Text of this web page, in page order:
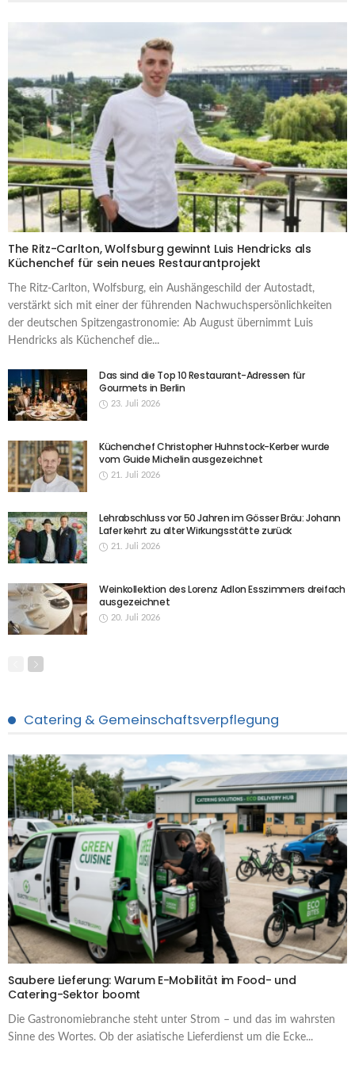
The Ritz-Carlton, Wolfsburg gewinnt Luis Hendricks als
Küchenchef für sein neues Restaurantprojekt
The Ritz-Carlton, Wolfsburg, ein Aushängeschild der Autostadt,
verstärkt sich mit einer der führenden Nachwuchspersönlichkeiten
der deutschen Spitzengastronomie: Ab August übernimmt Luis
Hendricks als Küchenchef die...
Das sind die Top 10 Restaurant-Adressen für
Gourmets in Berlin
23. Juli 2026
Küchenchef Christopher Huhnstock-Kerber wurde
vom Guide Michelin ausgezeichnet
21. Juli 2026
Lehrabschluss vor 50 Jahren im Gösser Bräu: Johann
Lafer kehrt zu alter Wirkungsstätte zurück
21. Juli 2026
Weinkollektion des Lorenz Adlon Esszimmers dreifach
ausgezeichnet
20. Juli 2026
Catering & Gemeinschaftsverpflegung
Saubere Lieferung: Warum E-Mobilität im Food- und
Catering-Sektor boomt
Die Gastronomiebranche steht unter Strom – und das im wahrsten
Sinne des Wortes. Ob der asiatische Lieferdienst um die Ecke...